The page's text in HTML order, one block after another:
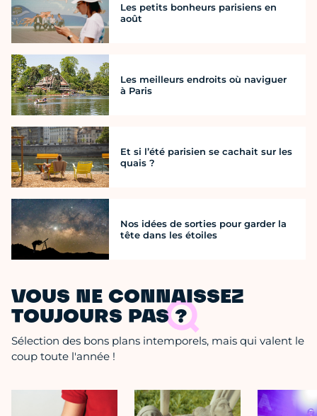
Les petits bonheurs parisiens en
août
Les meilleurs endroits où naviguer
à Paris
Et si l’été parisien se cachait sur les
quais ?
Nos idées de sorties pour garder la
tête dans les étoiles
VOUS NE CONNAISSEZ
TOUJOURS PAS ?
Sélection des bons plans intemporels, mais qui valent le
coup toute l'année !